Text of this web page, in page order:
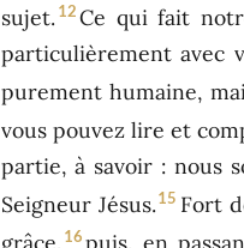
sujet. 12 Ce qui fait
particulièrement avec
purement humaine,
vous pouvez lire et
partie, à savoir : nous
Seigneur Jésus.15 Fort
grâce,16 puis, en